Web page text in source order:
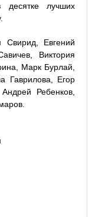
лучших
Евгений
Виктория
Марк Бурлай,
Гаврилова, Егор
Ребенков,